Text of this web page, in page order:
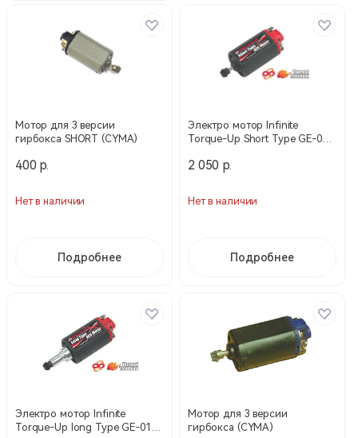
Мотор для 3 версии
гирбокса SHORT (CYMA)
400 р.
Нет в наличии
Подробнее
Электро мотор Infinite
Torque-Up Short Type GE-01-
2 050 р.
Нет в наличии
Подробнее
Электро мотор Infinite
Torque-Up long Type GE-01-
Мотор для 3 версии
гирбокса (CYMA)